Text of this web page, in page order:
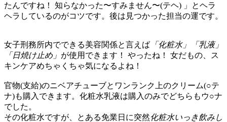
たんですね！ 知らなかった〜すみません〜(テヘ) 」とヘラ
ヘラしているのがコツです。後は見つかった担当の運です。
女子刑務所内でできる美容関係と言えば 「化粧水」「乳液」
「日焼け止め」 が使用できます！ やったね！ 女だもの、ス
キンケアめちゃくちゃ気になるよね！
官物(支給)のニベアチューブとワンランク上のクリーム(○テ
ナ)も購入できます。化粧水乳液は購入のみでどちらもウ○ナ
でした。
その化粧水ですが、とある免業日に突然化粧水いっき飲みし